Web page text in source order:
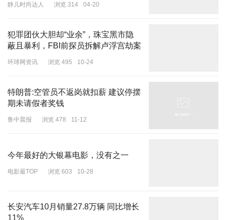
如果真如巴基斯坦所言，这次袭击的主导者来自阿富汗，那阿塔就违
这个世界，人在做，天在看。阿塔啊阿塔，确实要兑现承诺啊。
第二，印度，肯定也在积极布局。
对阿富汗外交中，印度却取得了重大突破。
静儿时尚达人 浏览 314 04-20
犯罪团伙大胆却“业余”，珠宝黑市隐
蔽且暴利，FBI前探员拆解卢浮宫劫案
环球网资讯 浏览 495 10-24
特朗普:空管员不返岗就扣薪 建议停摆
期未请假者奖钱
鲁中晨报 浏览 478 11-12
今年最好的大银幕电影，没有之一
电影最TOP 浏览 603 10-28
长安汽车10月销量27.8万辆 同比增长
11%